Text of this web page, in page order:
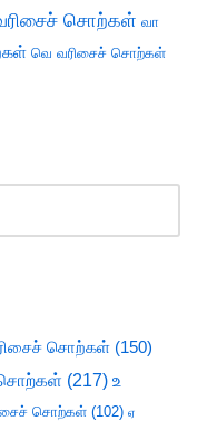
சொற்கள் வா
வெ வரிசைச் சொற்கள்
சொற்கள் (150)
(217) உ
சொற்கள் (102) ஏ